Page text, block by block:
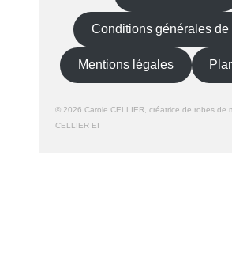
Conditions générales de
Mentions légales
© 2026 Carole CELLIER, créatrice de robes de
CELLIER EI